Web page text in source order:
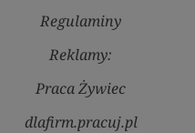
Regulaminy
Reklamy:
Praca Żywiec
dlafirm.pracuj.pl